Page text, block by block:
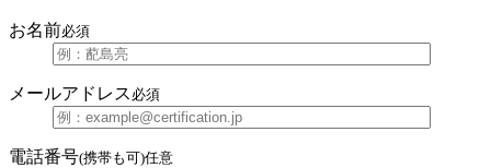
お名前必須
メールアドレス 必須
電話番号(携帯も可)任意